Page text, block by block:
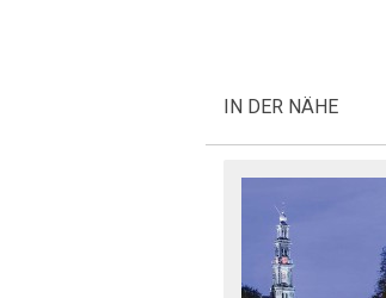
IN DER NÄHE